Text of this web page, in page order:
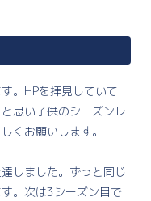
。HPを拝見していて
思い子供のシーズンレ
くお願いします。
しました。ずっと同じ
。次は3シーズン目で